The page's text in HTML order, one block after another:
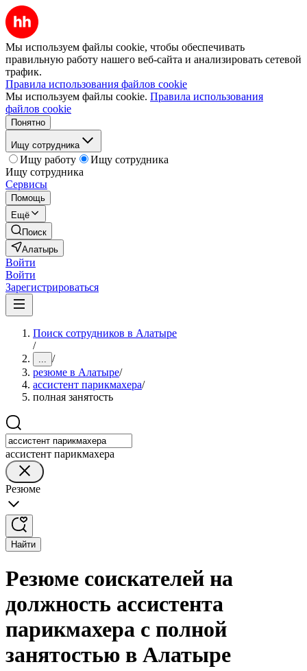
Мы используем файлы cookie, чтобы обеспечивать
правильную работу нашего веб-сайта и анализировать сетевой
трафик.
Правила использования файлов cookie
Мы используем файлы cookie. Правила использования
файлов cookie
Понятно
Ищу сотрудника
Ищу работу
Ищу сотрудника
Ищу сотрудника
Сервисы
Помощь
Ещё
Поиск
Алатырь
Войти
Войти
Зарегистрироваться
Поиск сотрудников в Алатыре
/
... /
резюме в Алатыре/
ассистент парикмахера/
полная занятость
ассистент парикмахера
Резюме
Найти
Резюме соискателей на
должность ассистента
парикмахера с полной
занятостью в Алатыре